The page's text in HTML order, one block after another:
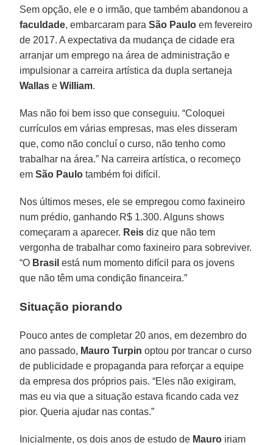
Sem opção, ele e o irmão, que também abandonou a
faculdade, embarcaram paraSão Paulo em fevereiro
de 2017. A expectativa da mudança de cidade era
arranjar um emprego na área de administração e
impulsionar a carreira artística da dupla sertaneja
Wallas eWilliam.
Mas não foi bem isso que conseguiu. “Coloquei
currículos em várias empresas, mas eles disseram
que, como não concluí o curso, não tenho como
trabalhar na área.” Na carreira artística, o recomeço
emSão Paulo também foi difícil.
Nos últimos meses, ele se empregou como faxineiro
num prédio, ganhando R$ 1.300. Alguns shows
começaram a aparecer. Reis diz que não tem
vergonha de trabalhar como faxineiro para sobreviver.
“O Brasil está num momento difícil para os jovens
que não têm uma condição financeira.”
Situação piorando
Pouco antes de completar 20 anos, em dezembro do
ano passado, Mauro Turpin optou por trancar o curso
de publicidade e propaganda para reforçar a equipe
da empresa dos próprios pais. “Eles não exigiram,
mas eu via que a situação estava ficando cada vez
pior. Queria ajudar nas contas.”
Inicialmente, os dois anos de estudo de Mauro iriam